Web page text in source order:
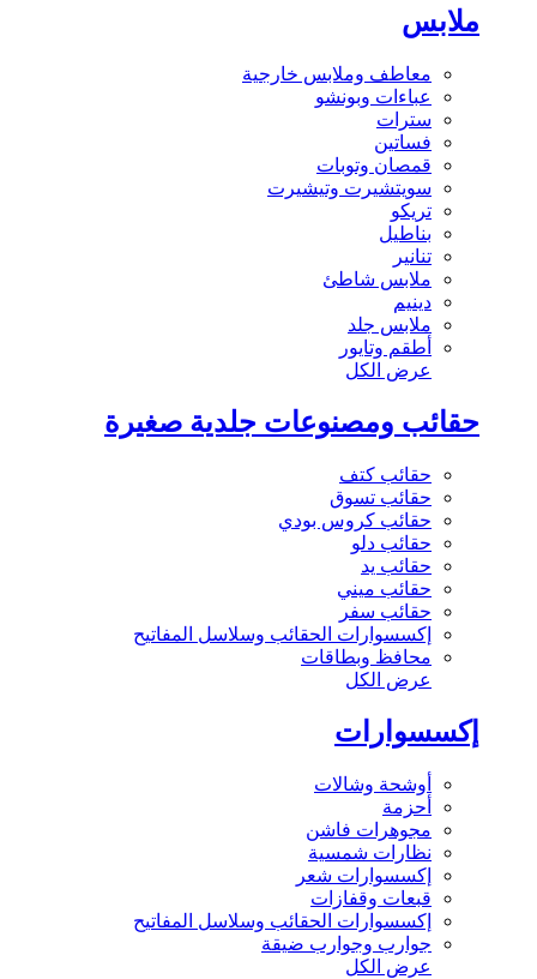
ملابس
معاطف وملابس خارجية
عباءات وبونشو
سترات
فساتين
قمصان وتوبات
سويتشيرت وتيشيرت
تريكو
بناطيل
تنانير
ملابس شاطئ
دينيم
ملابس جلد
أطقم وتايور
عرض الكل
حقائب ومصنوعات جلدية صغيرة
حقائب كتف
حقائب تسوق
حقائب كروس بودي
حقائب دلو
حقائب يد
حقائب ميني
حقائب سفر
إكسسوارات الحقائب وسلاسل المفاتيح
محافظ وبطاقات
عرض الكل
إكسسوارات
أوشحة وشالات
أحزمة
مجوهرات فاشن
نظارات شمسية
إكسسوارات شعر
قبعات وقفازات
إكسسوارات الحقائب وسلاسل المفاتيح
جوارب وجوارب ضيقة
عرض الكل